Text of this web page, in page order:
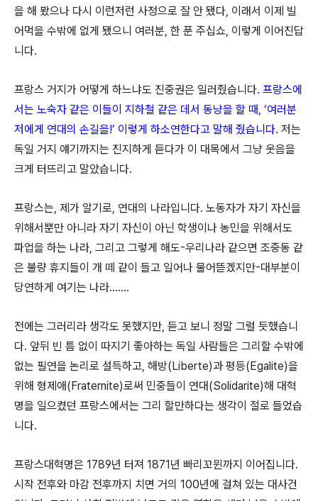
을 해 봤으나 다시 이런저런 사정으로 잘 안 됐다, 이래서 이제 빌
어먹을 수밖에 없게 됐으니 여러분, 한 푼 주십쇼, 이렇게 이어진답
니다.
프랑스 거지가 어떻게 하느냐도 진중권은 일러줬습니다. 프랑스에
서는 노숙자 같은 이들이 지하철 같은 데서 동냥을 할 때, ‘여러분
저에게 연대의 손길을!’ 이렇게 하소연한다고 말해 줬습니다. 저는
독일 거지 얘기까지는 진지하게 듣다가 이 대목에서 그냥 웃음을
크게 터뜨리고 말았습니다.
프랑스는, 제가 알기로, 연대의 나라입니다. 노동자가 자기 자신을
위해서뿐만 아니라 자기 자신이 아닌 학생이나 농민을 위해서도
파업을 하는 나라, 그리고 그렇게 해도-우리나라 같으면 조중동 같
은 불량 휴지들이 개 떼 같이 들고 일어나 물어뜯겠지만-대부분이
당연하게 여기는 나라…….
전에는 그러리라 생각도 못했지만, 듣고 보니 정말 그럴 듯했습니
다. 앞뒤 빈 틈 없이 따지기 좋아하는 독일 사람들은 그리할 수밖에
없는 필연을 논리로 설득하고, 해방(Liberte)과 평등(Egalite)을
위해 형제애(Fraternite)로써 민중들이 연대(Solidarite)해 대혁
명을 일으켰던 프랑스에서는 그리 할만하다는 생각이 절로 들었습
니다.
프랑스대혁명은 1789년 터져 1871년 빠리꼬뮌까지 이어집니다.
시작 전후와 마감 전후까지 치면 거의 100년에 걸쳐 있는 대사건